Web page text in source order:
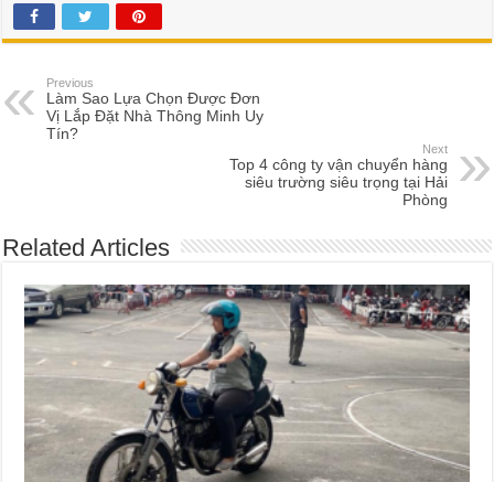
Previous
Làm Sao Lựa Chọn Được Đơn
Vị Lắp Đặt Nhà Thông Minh Uy
Tín?
Next
Top 4 công ty vận chuyển hàng
siêu trường siêu trọng tại Hải
Phòng
Related Articles